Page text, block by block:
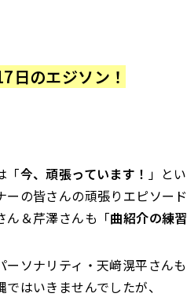
日のエジソン ！
「今、頑張っています！ 」と
ーの皆さんの頑張りエピソード
ん＆芹澤さんも「曲紹介の練習
ーソナリティ・天﨑滉平さん
ではいきませんでしたが、